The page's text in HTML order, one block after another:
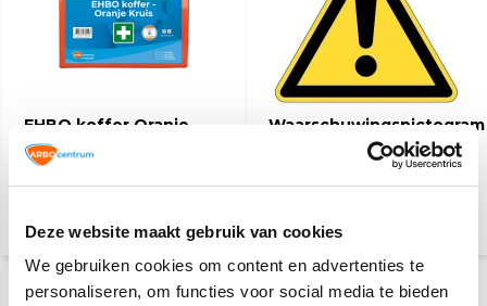
Deze website maakt gebruik van cookies
We gebruiken cookies om content en advertenties te
personaliseren, om functies voor social media te bieden
EHBO koffer Oranje
Kruis
(51,18 Incl. btw)
Waarschuwingspictogram
(3,03 Incl. btw)